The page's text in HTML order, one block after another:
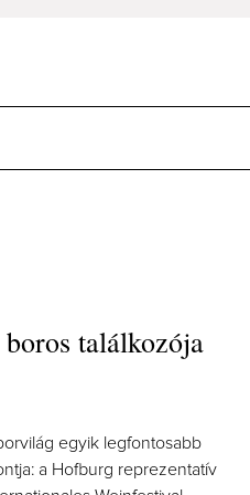
találkozója
egyik legfontosabb
a Hofburg reprezentatív